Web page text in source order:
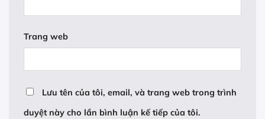
Trang web
Lưu tên của tôi, email, và trang web trong trình
duyệt này cho lần bình luận kế tiếp của tôi.